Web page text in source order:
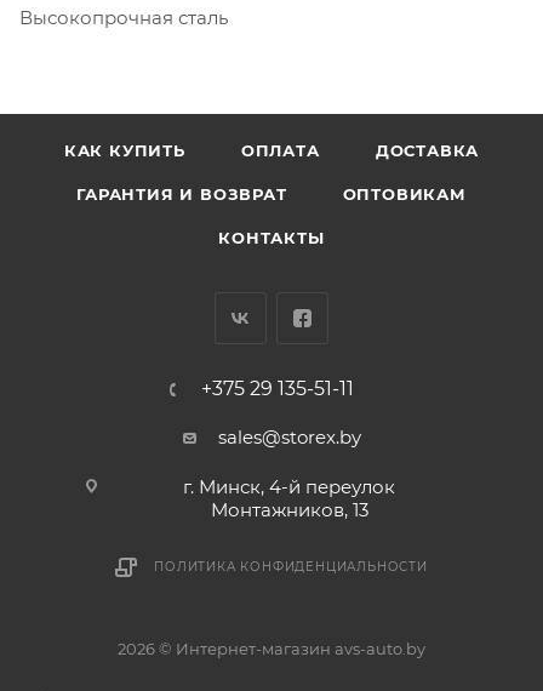
Высокопрочная сталь
КАК КУПИТЬ ОПЛАТА ДОСТАВКА
ГАРАНТИЯ И ВОЗВРАТ ОПТОВИКАМ
КОНТАКТЫ
+375 29 135-51-11
sales@storex.by
г. Минск, 4-й переулок
Монтажников, 13
ПОЛИТИКА КОНФИДЕНЦИАЛЬНОСТИ
2026 © Интернет-магазин avs-auto.by